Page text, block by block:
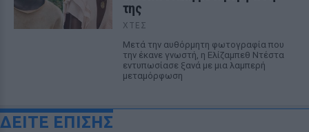
της
ΧΤΕΣ
Μετά την αυθόρμητη φωτογραφία που
την έκανε γνωστή, η Ελίζαμπεθ Ντέστα
εντυπωσίασε ξανά με μια λαμπερή
μεταμόρφωση
ΔΕΙΤΕ ΕΠΙΣΗΣ